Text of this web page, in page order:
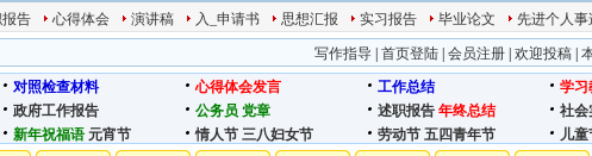
告 心得体会 演讲稿 入_申请书 思想汇报 实习报告 毕业论文 先进个人
写作指导 首页登陆 会员注册 欢迎投稿
对照检查材料
心得体会发言 工作总结 学习
政府工作报告
公务员 党章 述职报告 年终总结 社会
新年祝福语 元宵节 情人节 三八妇女节 劳动节 五四青年节 儿童